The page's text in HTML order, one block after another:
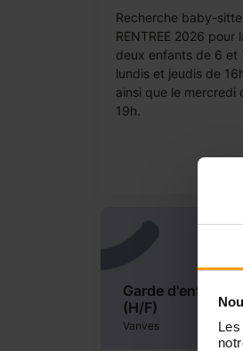
Recherche baby-
RENTREE 2026 pour
deux enfants de 6 et
lundis et jeudis de
ainsi que le mercredi
19h.
Garde d'enfants à
(H/F)
Vanves